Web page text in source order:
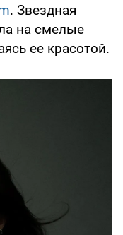
. Звездная
на смелые
ее красотой.